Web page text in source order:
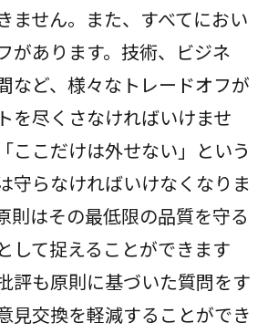
ません。また、すべてにおい
があります。技術、ビジネ
など、様々なトレードオフが
を尽くさなければいけませ
ここだけは外せない」という
守らなければいけなくなりま
則はその最低限の品質を守る
して捉えることができます
評も原則に基づいた質問をす
見交換を軽減することができ